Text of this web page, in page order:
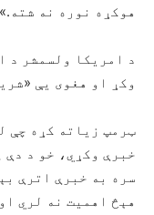
هوکړه نوره نه شته.»
د امریکا ولسمشر د
وکړ او هغوی یې
ټرمپ زیاته کړه چې
خبرې وکړي، خو د دې
سره به خبرې اترې
هېڅ اهمیت نه لري